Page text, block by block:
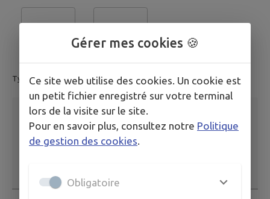
Type de fichier accepté: image.
Description *
Gérer mes cookies 🍪
Ce site web utilise des cookies. Un cookie est
un petit fichier enregistré sur votre terminal
lors de la visite sur le site.
Pour en savoir plus, consultez notre Politique
de gestion des cookies.
Obligatoire